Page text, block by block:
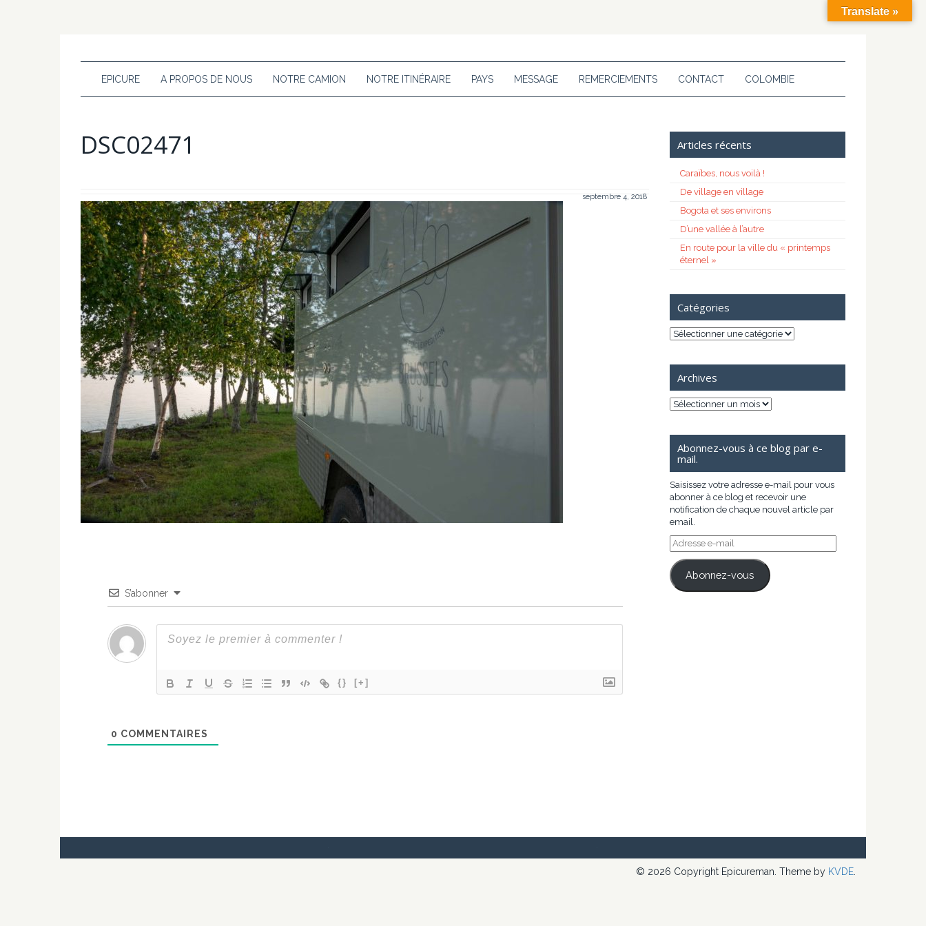
EPICURE A PROPOS DE NOUS NOTRE CAMION NOTRE ITINÉRAIRE PAYS MESSAGE REMERCIEMENTS CONTACT COLOMBIE
DSC02471
septembre 4, 2018
S’abonner
{} [+]
0 COMMENTAIRES
Articles récents
Caraïbes, nous voilà !
De village en village
Bogota et ses environs
D’une vallée à l’autre
En route pour la ville du « printemps
éternel »
Catégories
Catégories
Archives
Archives
Abonnez-vous à ce blog par e-
mail.
Saisissez votre adresse e-mail pour vous
abonner à ce blog et recevoir une
notification de chaque nouvel article par
email.
Adresse
e-
mail
Abonnez-vous
© 2026 Copyright Epicureman. Theme by KVDE
Translate »